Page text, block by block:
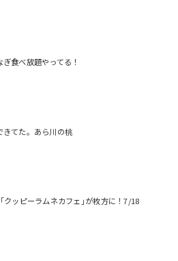
食べ放題やってる！
きてた。あら川の桃
クッピーラムネカフェ｣が枚方に！7/18